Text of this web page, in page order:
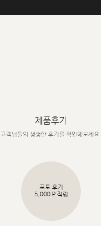
제품후기
고객님들의 생생한 후기를 확인해보세요.
포토 후기
5,000 P 적립